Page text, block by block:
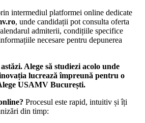
intermediul platformei online dedicate
, unde candidații pot consulta oferta
admiterii, condițiile specifice
necesare pentru depunerea
Alege să studiezi acolo unde
lucrează împreună pentru o
USAMV București.
Procesul este rapid, intuitiv și îți
din timp: